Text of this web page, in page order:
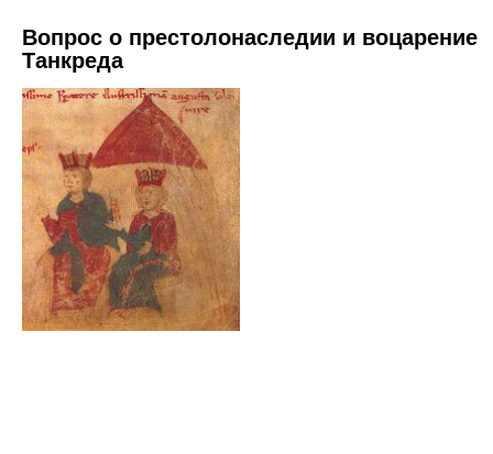
Вопрос о престолонаследии и воцарение
Танкреда